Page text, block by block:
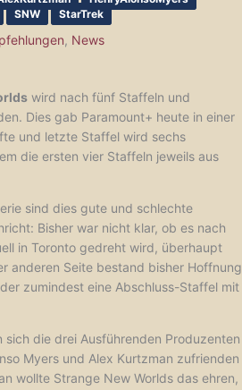
SNW StarTrek
, News
wird nach fünf Staffeln und
Dies gab Paramount+ heute in einer
und letzte Staffel wird sechs
die ersten vier Staffeln jeweils aus
sind dies gute und schlechte
Bisher war nicht klar, ob es nach
in Toronto gedreht wird, überhaupt
anderen Seite bestand bisher Hoffnung
zumindest eine Abschluss-Staffel mit
die drei Ausführenden Produzenten
Myers und Alex Kurtzman zufrienden
wollte Strange New Worlds das ehren,